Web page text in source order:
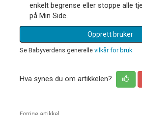
enkelt begrense eller stoppe alle
på Min Side.
Opprett bruker
Se Babyverdens generelle vilkår for bruk
Hva synes du om artikkelen?